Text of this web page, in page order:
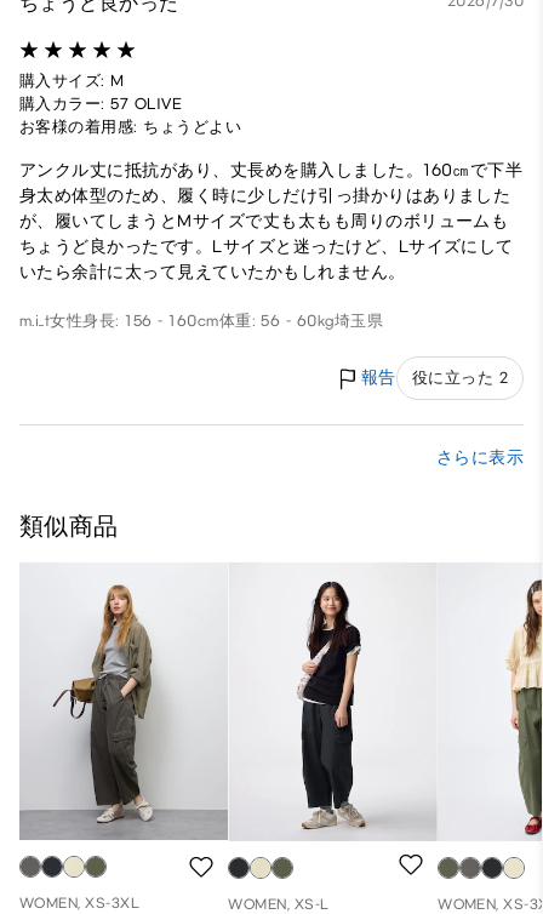
購入サイズ: M
購入カラー: 57 OLIVE
お客様の着用感: ちょうどよい
アンクル丈に抵抗があり、丈長めを購入しました。160㎝で下半
身太め体型のため、履く時に少しだけ引っ掛かりはありました
が、履いてしまうとMサイズで丈も太もも周りのボリュームも
ちょうど良かったです。Lサイズと迷ったけど、Lサイズにして
いたら余計に太って見えていたかもしれません。
m.i_t女性身長: 156 - 160cm体重: 56 - 60kg埼玉県
報告 役に立った 2
さらに表示
類似商品
WOMEN, XS-3XL
WOMEN, XS-L
WOMEN, XS-